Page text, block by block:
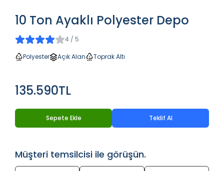
10 Ton Ayaklı Polyester Depo
4 / 5
Polyester Açık Alan Toprak Altı
135.590TL
Sepete Ekle Teklif Al
Müşteri temsilcisi ile görüşün.